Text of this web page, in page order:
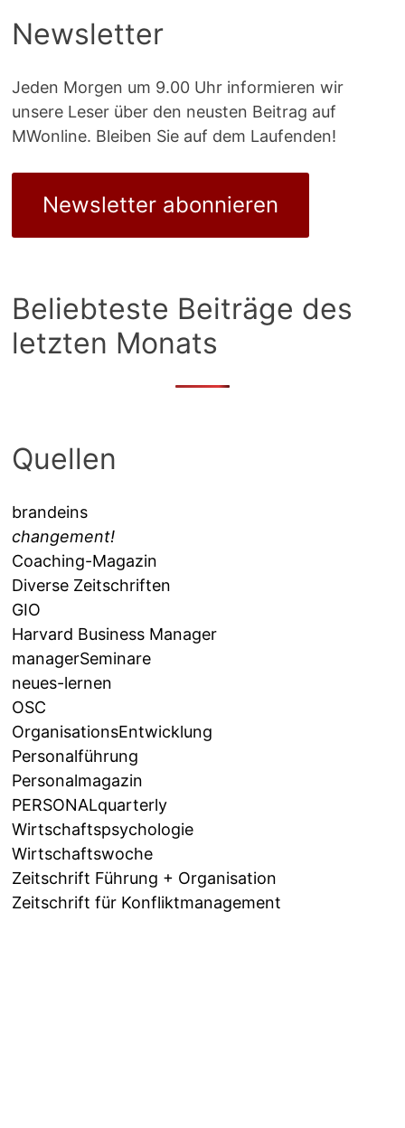
Newsletter
Jeden Morgen um 9.00 Uhr informieren wir
unsere Leser über den neusten Beitrag auf
MWonline. Bleiben Sie auf dem Laufenden!
Newsletter abonnieren
Beliebteste Beiträge des
letzten Monats
Quellen
brandeins
changement!
Coaching-Magazin
Diverse Zeitschriften
GIO
Harvard Business Manager
managerSeminare
neues-lernen
OSC
OrganisationsEntwicklung
Personalführung
Personalmagazin
PERSONALquarterly
Wirtschaftspsychologie
Wirtschaftswoche
Zeitschrift Führung + Organisation
Zeitschrift für Konfliktmanagement